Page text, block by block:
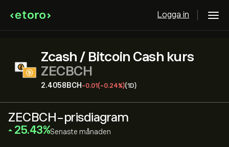
Logga in
Zcash / Bitcoin Cash kurs
ZECBCH
2.4058‎BCH‎ -0.01 (-0.24%)(1D)
ZECBCH-prisdiagram
‎25.43‎ Senaste månaden